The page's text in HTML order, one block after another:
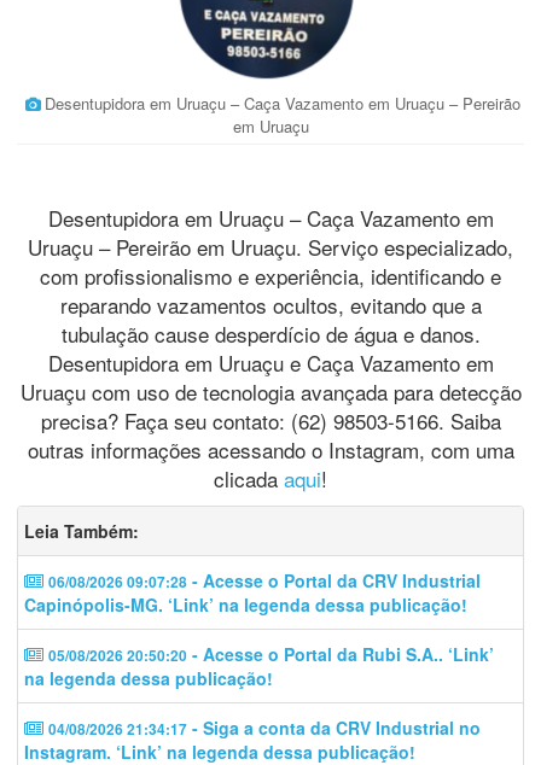
Desentupidora em Uruaçu – Caça Vazamento em Uruaçu – Pereirão
em Uruaçu
Desentupidora em Uruaçu – Caça Vazamento em
Uruaçu – Pereirão em Uruaçu. Serviço especializado,
com profissionalismo e experiência, identificando e
reparando vazamentos ocultos, evitando que a
tubulação cause desperdício de água e danos.
Desentupidora em Uruaçu e Caça Vazamento em
Uruaçu com uso de tecnologia avançada para detecção
precisa? Faça seu contato: (62) 98503-5166. Saiba
outras informações acessando o Instagram, com uma
clicada aqui!
Leia Também:
06/08/2026 09:07:28 - Acesse o Portal da CRV Industrial
Capinópolis-MG. ‘Link’ na legenda dessa publicação!
05/08/2026 20:50:20 - Acesse o Portal da Rubi S.A.. ‘Link’
na legenda dessa publicação!
04/08/2026 21:34:17 - Siga a conta da CRV Industrial no
Instagram. ‘Link’ na legenda dessa publicação!